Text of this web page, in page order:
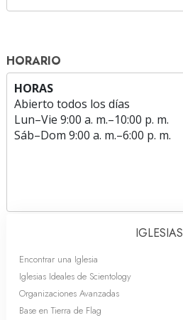
HORARIO
HORAS
Abierto todos los días
Lun–Vie 9:00 a. m.–10:00 p. m.
Sáb–Dom 9:00 a. m.–6:00 p. m.
IGLESIAS
Encontrar una Iglesia
Iglesias Ideales de Scientology
Organizaciones Avanzadas
Base en Tierra de Flag